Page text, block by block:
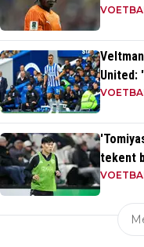
United:
tekent